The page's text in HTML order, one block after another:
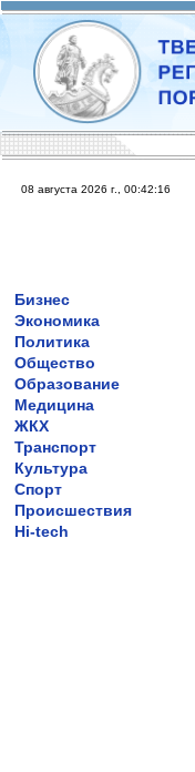
08 августа 2026 г., 00:42:16
Бизнес
Экономика
Политика
Общество
Образование
Медицина
ЖКХ
Транспорт
Культура
Спорт
Происшествия
Hi-tech